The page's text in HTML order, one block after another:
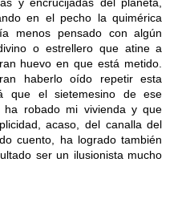
en el pecho la quimérica
menos pensado con algún
o estrellero que atine a
huevo en que está metido.
haberlo oído repetir esta
que el sietemesino de ese
ha robado mi vivienda y que
acaso, del canalla del
cuento, ha logrado también
ser un ilusionista mucho